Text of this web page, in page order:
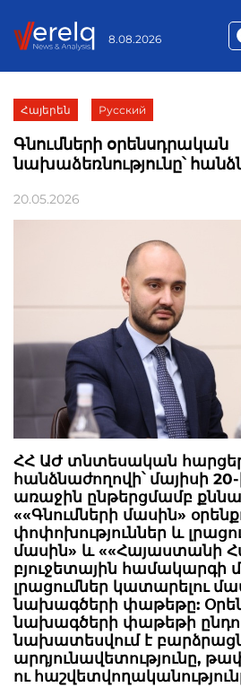
8.08.2026
Հայերեն Русский
Գնումների օրենսդրական
նախաձեռնությունը՝
20.05.2026
ՀՀ ԱԺ տնտեսական
հանձնաժողովի՝ մայիսի
առաջին ընթերցմամբ
««Գնումների մասին»
փոփոխություններ և
մասին» և ««Հայաստանի
բյուջետային համակարգի
լրացումներ կատարելու
նախագծերի փաթեթը:
նախագծերի փաթեթի
նախատեսվում է
արդյունավետությունը,
ու